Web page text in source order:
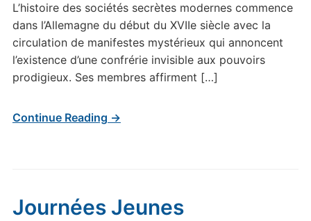
L’histoire des sociétés secrètes modernes commence
dans l’Allemagne du début du XVIIe siècle avec la
circulation de manifestes mystérieux qui annoncent
l’existence d’une confrérie invisible aux pouvoirs
prodigieux. Ses membres affirment […]
Continue Reading →
Journées Jeunes